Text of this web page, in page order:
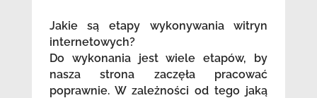
Jakie są etapy wykonywania witryn
internetowych?
Do wykonania jest wiele etapów, by
nasza strona zaczęła pracować
poprawnie. W zależności od tego jaką